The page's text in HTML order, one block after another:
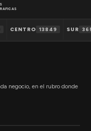
CENTRO 13849 SUR
negocio, en el rubro donde